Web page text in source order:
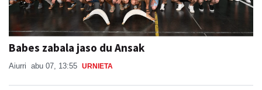
Babes zabala jaso du Ansak
Aiurri abu 07, 13:55 URNIETA